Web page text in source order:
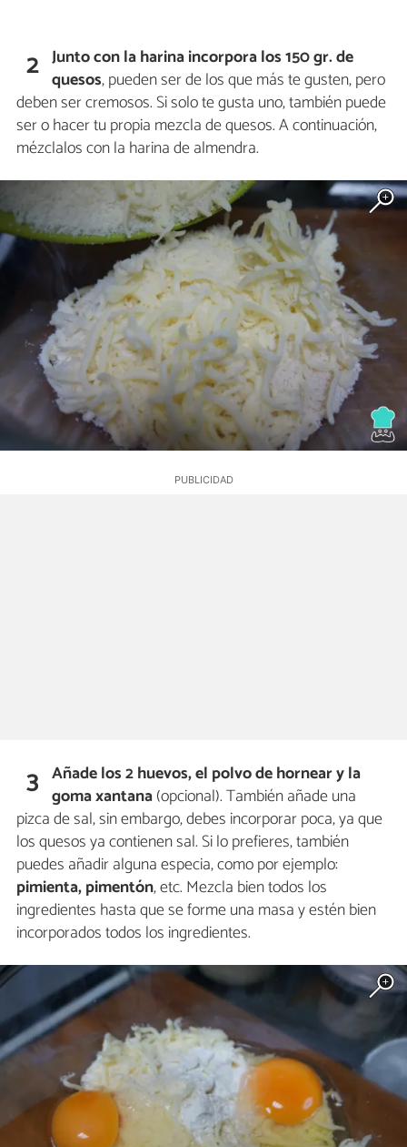
2 Junto con la harina incorpora los 150 gr. de
quesos, pueden ser de los que más te gusten, pero
deben ser cremosos. Si solo te gusta uno, también puede
ser o hacer tu propia mezcla de quesos. A continuación,
mézclalos con la harina de almendra.
3 Añade los 2 huevos, el polvo de hornear y la
goma xantana(opcional). También añade una
pizca de sal, sin embargo, debes incorporar poca, ya que
los quesos ya contienen sal. Si lo prefieres, también
puedes añadir alguna especia, como por ejemplo:
pimienta, pimentón, etc. Mezcla bien todos los
ingredientes hasta que se forme una masa y estén bien
incorporados todos los ingredientes.